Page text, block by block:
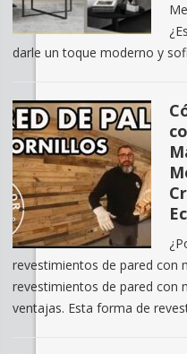
darle un toque moderno y
revestimientos de pared con
revestimientos de pared con
ventajas. Esta forma de